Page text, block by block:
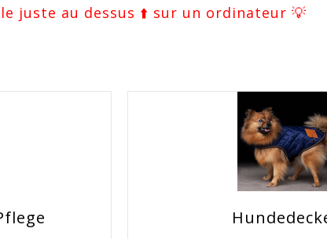
juste au dessus ⬆️ sur un ordinateur 💡